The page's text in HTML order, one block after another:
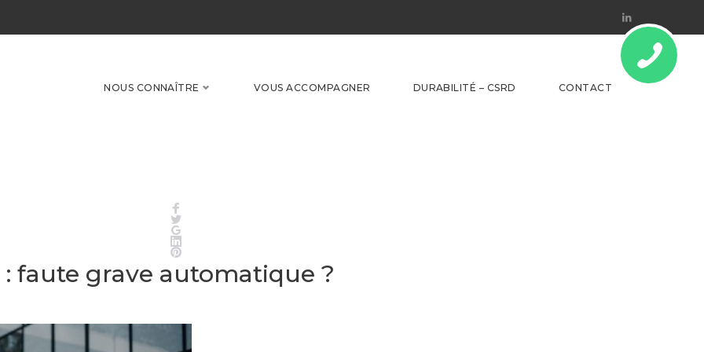
Linkedin
NOUS CONNAÎTRE VOUS ACCOMPAGNER DURABILITÉ – CSRD CONTACT
Twitter
Pinterest
faute grave automatique ?